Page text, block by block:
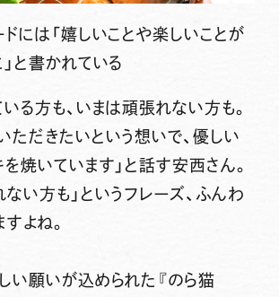
ドには「嬉しいことや楽しいことが
と書かれている
いる方も、いまは頑張れない方も。
ただきたいという想いで、優しい
を焼いています」と話す安西さん。
ない方も」というフレーズ、ふんわ
よね。
い願いが込められた『のら猫